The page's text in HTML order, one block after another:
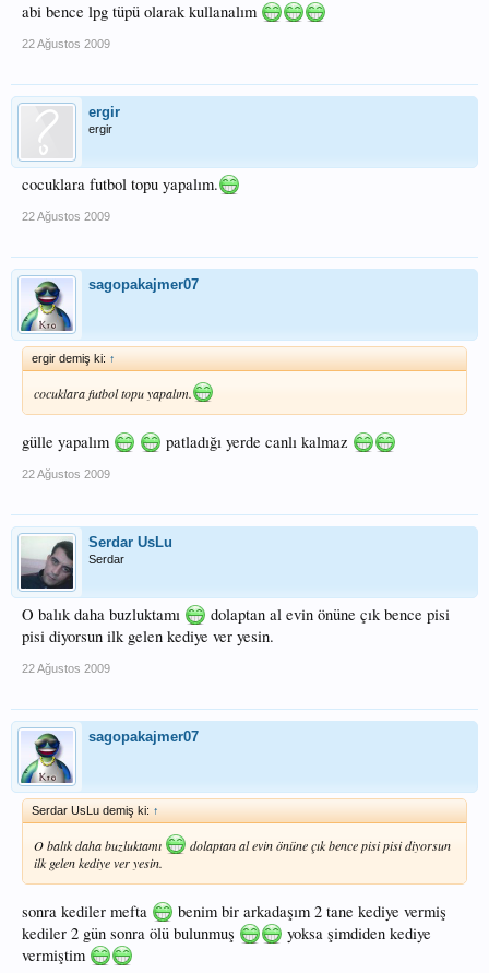
abi bence lpg tüpü olarak kullanalım
22 Ağustos 2009
ergir
ergir
cocuklara futbol topu yapalım.
22 Ağustos 2009
sagopakajmer07
ergir demiş ki: ↑
cocuklara futbol topu yapalım.
gülle yapalım patladığı yerde canlı kalmaz
22 Ağustos 2009
Serdar UsLu
Serdar
O balık daha buzluktamı
dolaptan al evin önüne çık bence pisi
pisi diyorsun ilk gelen kediye ver yesin.
22 Ağustos 2009
sagopakajmer07
Serdar UsLu demiş ki: ↑
O balık daha buzluktamı
dolaptan al evin önüne çık bence pisi pisi diyorsun
ilk gelen kediye ver yesin.
sonra kediler mefta
benim bir arkadaşım 2 tane kediye vermiş
kediler 2 gün sonra ölü bulunmuş
yoksa şimdiden kediye
vermiştim